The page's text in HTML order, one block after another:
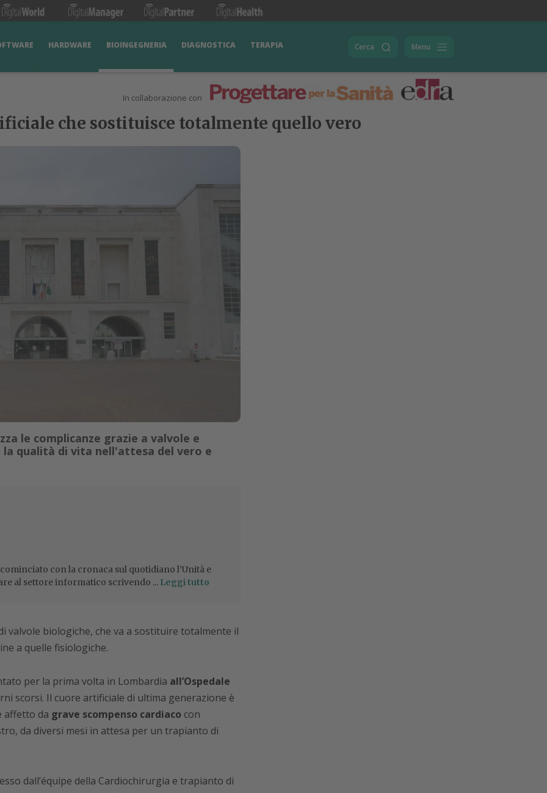
HARDWARE BIOINGEGNERIA DIAGNOSTICA TERAPIA Cerca Menu
In collaborazione con
che sostituisce totalmente quello vero
le complicanze grazie a valvole e
qualità di vita nell'attesa del vero e
con la cronaca sul quotidiano l’Unità e
al settore informatico scrivendo ... Leggi tutto
valvole biologiche, che va a sostituire totalmente il
a quelle fisiologiche.
per la prima volta in Lombardia all’Ospedale
scorsi. Il cuore artificiale di ultima generazione è
affetto da grave scompenso cardiacocon
da diversi mesi in attesa per un trapianto di
dall’équipe della Cardiochirurgia e trapianto di